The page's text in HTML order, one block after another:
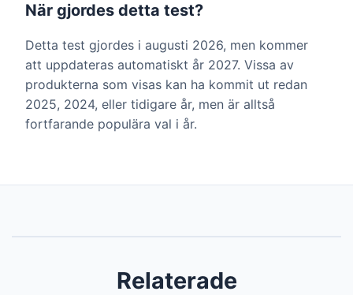
När gjordes detta test?
Detta test gjordes i augusti 2026, men kommer
att uppdateras automatiskt år 2027. Vissa av
produkterna som visas kan ha kommit ut redan
2025, 2024, eller tidigare år, men är alltså
fortfarande populära val i år.
Relaterade